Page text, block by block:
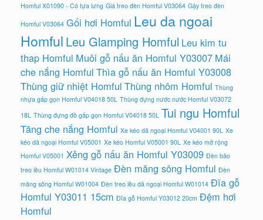
Homful X01090 - Có tựa lưng Giá treo đèn Homful V03064 Gậy treo đèn
Homful V03064 Gối hơi Homful Leu da ngoai
Homful Leu Glamping Homful Leu kim tu
thap Homful Muôi gỗ nấu ăn Homful Y03007 Mái
che nắng Homful Thìa gỗ nấu ăn Homful Y03008
Thùng giữ nhiệt Homful Thùng nhôm Homful Thùng
nhựa gấp gọn Homful V04018 50L Thùng đựng nước nước Homful V03072
18L Thùng đựng đồ gấp gọn Homful V04018 50L Tui ngu Homful
Tăng che nắng Homful Xe kéo dã ngoại Homful V04001 90L Xe
kéo dã ngoại Homful V05001 Xe kéo Homful V05001 90L Xe kéo mở rộng
Homful V05001 Xẻng gỗ nấu ăn Homful Y03009 Đèn bão
treo lều Homful W01014 Vintage Đèn măng sông Homful Đèn
măng sông Homful W01004 Đèn treo lều dã ngoại Homful W01014 Đĩa gỗ
Homful Y03011 15cm Đĩa gỗ Homful Y03012 20cm Đệm hơi
Homful